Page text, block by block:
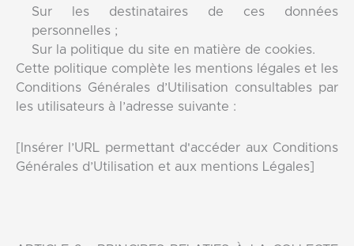
Sur les destinataires de ces données
personnelles ;
Sur la politique du site en matière de cookies.
Cette politique complète les mentions légales et les
Conditions Générales d’Utilisation consultables par
les utilisateurs à l’adresse suivante :
[Insérer l’URL permettant d'accéder aux Conditions
Générales d’Utilisation et aux mentions Légales]